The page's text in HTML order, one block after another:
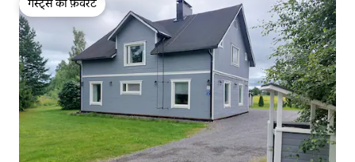
गेस्ट्स की फ़ेवरेट
गेस्ट्स की फ़ेवरेट